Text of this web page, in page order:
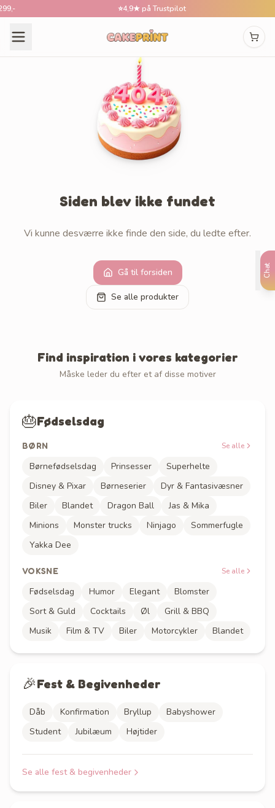
Chat
4,9★ på Trustpilot
Siden blev ikke fundet
Vi kunne desværre ikke finde den side, du ledte efter.
Gå til forsiden
Se alle produkter
Find inspiration i vores kategorier
Måske leder du efter et af disse motiver
🎂Fødselsdag
BØRN Se alle
Børnefødselsdag Prinsesser
Superhelte
Disney & Pixar
Børneserier
Dyr & Fantasivæsner
Biler
Blandet Dragon Ball
Jas & Mika
Minions
Monster trucks Ninjago
Sommerfugle
Yakka Dee
VOKSNE Se alle
Fødselsdag Humor Elegant
Blomster
Sort & Guld
Cocktails Øl
Grill & BBQ
Musik
Film & TV Biler Motorcykler Blandet
🎉Fest & Begivenheder
Dåb Konfirmation Bryllup
Babyshower
Student
Jubilæum Højtider
Se alle fest & begivenheder